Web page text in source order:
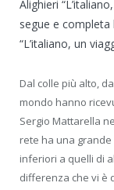
Alighieri
segue e completa
“L’italiano, un
Dal colle più alto,
mondo hanno
Sergio Mattarella
rete ha una
inferiori a quelli di
differenza che vi è